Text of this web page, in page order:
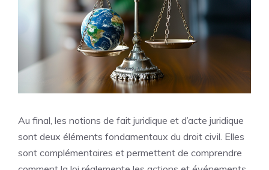
Au final, les notions de fait juridique et d’acte juridique
sont deux éléments fondamentaux du droit civil. Elles
sont complémentaires et permettent de comprendre